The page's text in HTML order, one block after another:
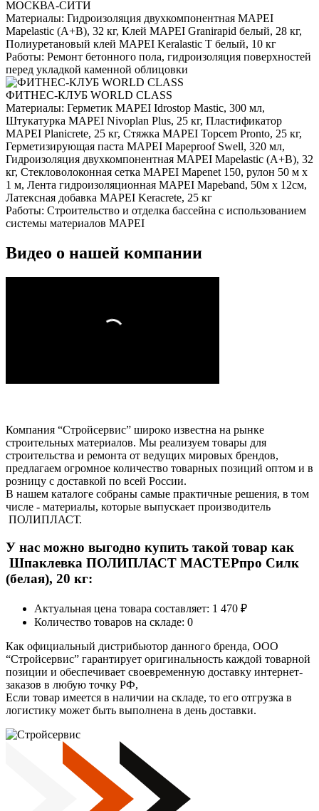
МОСКВА-СИТИ
Материалы: Гидроизоляция двухкомпонентная MAPEI
Mapelastic (А+B), 32 кг, Клей MAPEI Granirapid белый, 28 кг,
Полиуретановый клей MAPEI Keralastic T белый, 10 кг
Работы: Ремонт бетонного пола, гидроизоляция поверхностей
перед укладкой каменной облицовки
ФИТНЕС-КЛУБ WORLD CLASS
Материалы: Герметик MAPEI Idrostop Mastic, 300 мл,
Штукатурка MAPEI Nivoplan Plus, 25 кг, Пластификатор
MAPEI Planicrete, 25 кг, Стяжка MAPEI Topcem Pronto, 25 кг,
Герметизирующая паста MAPEI Mapeproof Swell, 320 мл,
Гидроизоляция двухкомпонентная MAPEI Mapelastic (А+B), 32
кг, Стекловолоконная сетка MAPEI Mapenet 150, рулон 50 м х
1 м, Лента гидроизоляционная MAPEI Mapeband, 50м x 12см,
Латексная добавка MAPEI Keracrete, 25 кг
Работы: Строительство и отделка бассейна с использованием
системы материалов MAPEI
Видео о нашей компании
Компания “Стройсервис” широко известна на рынке
строительных материалов. Мы реализуем товары для
строительства и ремонта от ведущих мировых брендов,
предлагаем огромное количество товарных позиций оптом и в
розницу с доставкой по всей России.
В нашем каталоге собраны самые практичные решения, в том
числе - материалы, которые выпускает производитель
ПОЛИПЛАСТ.
У нас можно выгодно купить такой товар как
Шпаклевка ПОЛИПЛАСТ МАСТЕРпро Силк
(белая), 20 кг:
Актуальная цена товара составляет: 1 470 ₽
Количество товаров на складе: 0
Как официальный дистрибьютор данного бренда, ООО
“Стройсервис” гарантирует оригинальность каждой товарной
позиции и обеспечивает своевременную доставку интернет-
заказов в любую точку РФ,
Если товар имеется в наличии на складе, то его отгрузка в
логистику может быть выполнена в день доставки.